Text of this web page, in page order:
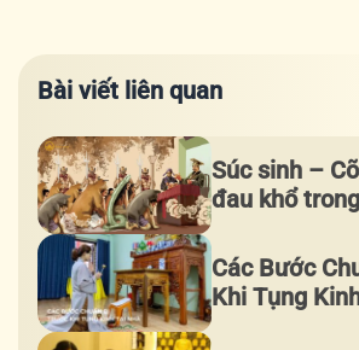
Bài viết liên quan
Súc sinh –
đau khổ
Các Bước
Khi Tụng